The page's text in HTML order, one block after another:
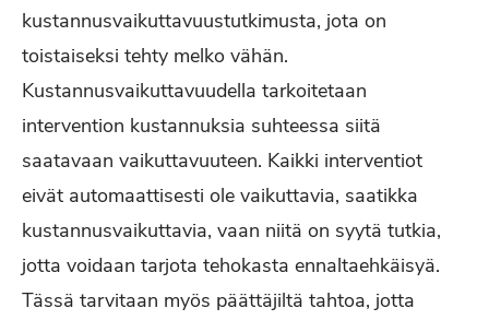
kustannusvaikuttavuustutkimusta, jota on
toistaiseksi tehty melko vähän.
Kustannusvaikuttavuudella tarkoitetaan
intervention kustannuksia suhteessa siitä
saatavaan vaikuttavuuteen. Kaikki interventiot
eivät automaattisesti ole vaikuttavia, saatikka
kustannusvaikuttavia, vaan niitä on syytä tutkia,
jotta voidaan tarjota tehokasta ennaltaehkäisyä.
Tässä tarvitaan myös päättäjiltä tahtoa, jotta